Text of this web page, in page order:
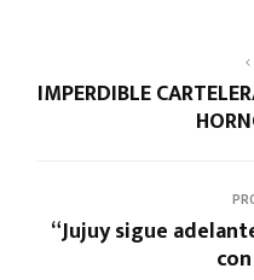
IMPERDIBLE
“Jujuy sigue